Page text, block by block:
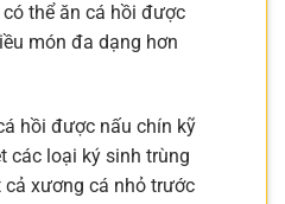
thể ăn cá hồi được
món đa dạng hơn
hồi được nấu chín kỹ
các loại ký sinh trùng
xương cá nhỏ trước